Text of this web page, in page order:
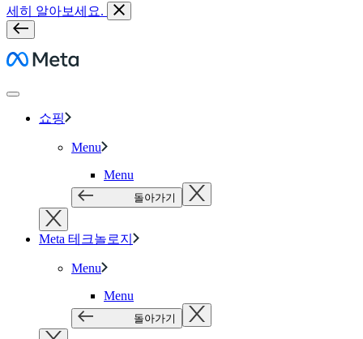
세히 알아보세요.
Meta
쇼핑
Menu
Menu
돌아가기
Meta 테크놀로지
Menu
Menu
돌아가기